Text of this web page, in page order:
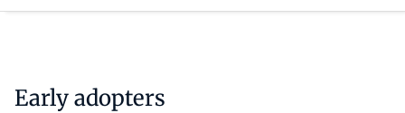
Early adopters